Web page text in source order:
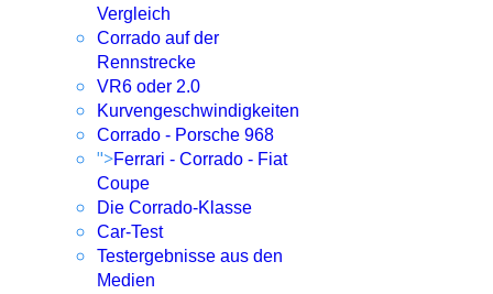
Vergleich
Corrado auf der
Rennstrecke
VR6 oder 2.0
Kurvengeschwindigkeiten
Corrado - Porsche 968
">Ferrari - Corrado - Fiat
Coupe
Die Corrado-Klasse
Car-Test
Testergebnisse aus den
Medien